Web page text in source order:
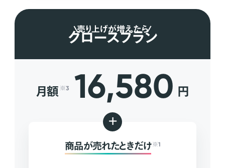
売り上げが増えたら
グロースプラン
月額 ※3 16,580 円
+
商品が売れたときだけ ※1